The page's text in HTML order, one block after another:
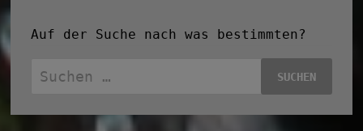
Auf der Suche nach was bestimmten?
Suchen